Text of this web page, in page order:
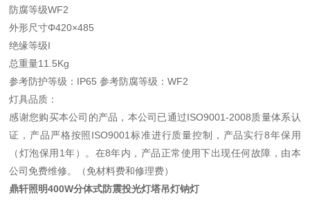
防腐等级WF2
外形尺寸Φ420×485
绝缘等级I
总重量11.5Kg
参考防护等级：IP65 参考防腐等级：WF2
灯具品质：
感谢您购买本公司的产品，本公司已通过ISO9001-2008质量体系认
证，产品严格按照ISO9001标准进行质量控制，产品实行8年保用
（灯泡保用1年）。在8年内，产品正常使用下出现任何故障，由本
公司免费维修。（免材料费和修理费）
鼎轩照明400W分体式防震投光灯塔吊灯钠灯